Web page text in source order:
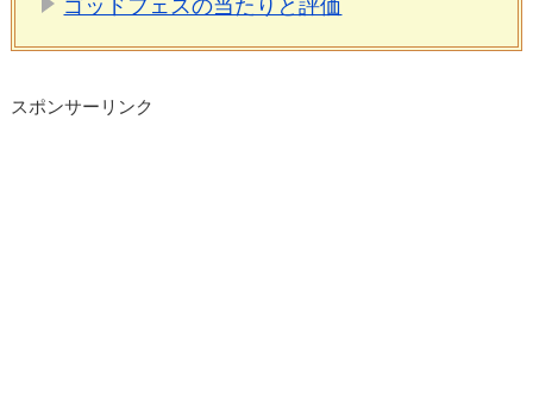
ゴッドフェスの当たりと評価
スポンサーリンク